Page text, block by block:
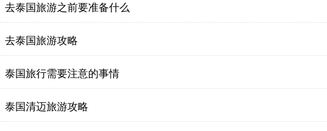
去泰国旅游之前要准备什么
去泰国旅游攻略
泰国旅行需要注意的事情
泰国清迈旅游攻略